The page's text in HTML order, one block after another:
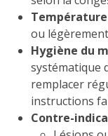
ou
Hygiène du
systématique
remplacer
instructions
Contre-